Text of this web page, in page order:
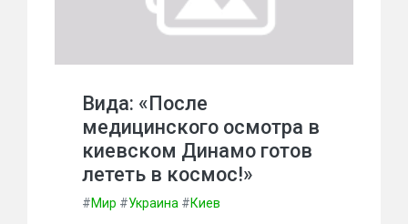
Вида: «После
медицинского осмотра в
киевском Динамо готов
лететь в космос!»
#Мир #Украина #Киев